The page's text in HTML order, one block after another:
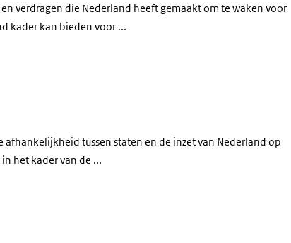
verdragen die Nederland heeft gemaakt om te waken voor
kader kan bieden voor ...
afhankelijkheid tussen staten en de inzet van Nederland op
het kader van de ...